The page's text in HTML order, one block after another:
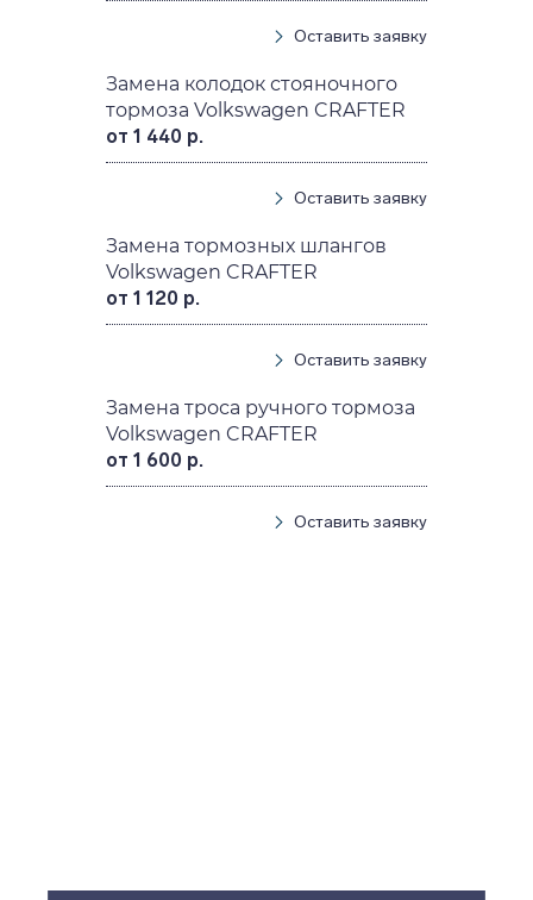
Оставить заявку
Замена колодок стояночного
тормоза Volkswagen CRAFTER
от 1 440 р.
Оставить заявку
Замена тормозных шлангов
Volkswagen CRAFTER
от 1 120 р.
Оставить заявку
Замена троса ручного тормоза
Volkswagen CRAFTER
от 1 600 р.
Оставить заявку